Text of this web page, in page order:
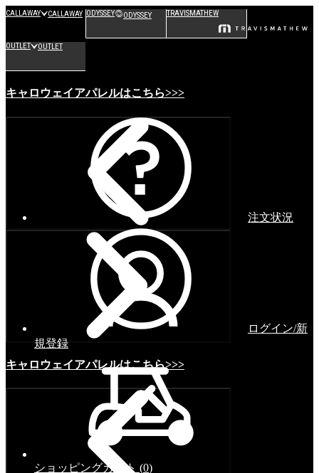
CALLAWAY CALLAWAY ODYSSEY ODYSSEY TRAVISMATHEW
OUTLET OUTLET
キャロウェイアパレルはこちら>>>
キャロウェイアパレルはこちら>>>
注文状況
ログイン/新
規登録
ショッピングカート (0)